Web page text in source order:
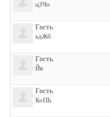
цЗЧо
Гость
ьдЖб
Гость
Йв
Гость
КоПЬ